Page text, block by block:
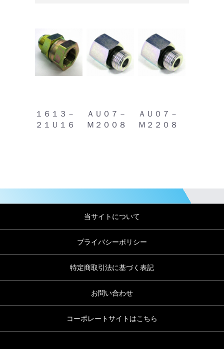
１６１３－
２１Ｕ１６
ＡＵ０７－
Ｍ２００８
ＡＵ０７－
Ｍ２２０８
当サイトについて
プライバシーポリシー
特定商取引法に基づく表記
お問い合わせ
コーポレートサイトはこちら